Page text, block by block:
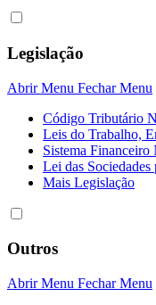
Legislação
Abrir Menu Fechar Menu
Código Tributário
Leis do Trabalho,
Sistema Financeiro
Lei das Sociedades
Mais Legislação
Outros
Abrir Menu Fechar Menu